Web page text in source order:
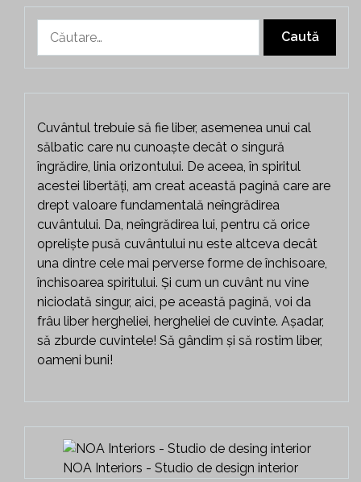
după:
Cuvântul trebuie să fie liber, asemenea unui cal
sălbatic care nu cunoaște decât o singură
îngrădire, linia orizontului. De aceea, în spiritul
acestei libertăți, am creat această pagină care are
drept valoare fundamentală neîngrădirea
cuvântului. Da, neîngrădirea lui, pentru că orice
opreliște pusă cuvântului nu este altceva decât
una dintre cele mai perverse forme de închisoare,
închisoarea spiritului. Și cum un cuvânt nu vine
niciodată singur, aici, pe această pagină, voi da
frâu liber hergheliei, hergheliei de cuvinte. Așadar,
să zburde cuvintele! Să gândim și să rostim liber,
oameni buni!
NOA Interiors - Studio de design interior